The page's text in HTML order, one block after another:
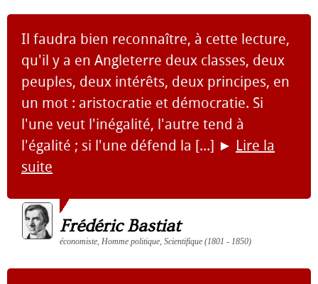
Il faudra bien reconnaître, à cette lecture,
qu'il y a en Angleterre deux classes, deux
peuples, deux intérêts, deux principes, en
un mot : aristocratie et démocratie. Si
l'une veut l'inégalité, l'autre tend à
l'égalité ; si l'une défend la [...] ► Lire la
suite
Frédéric Bastiat
économiste, Homme politique, Scientifique (1801 - 1850)